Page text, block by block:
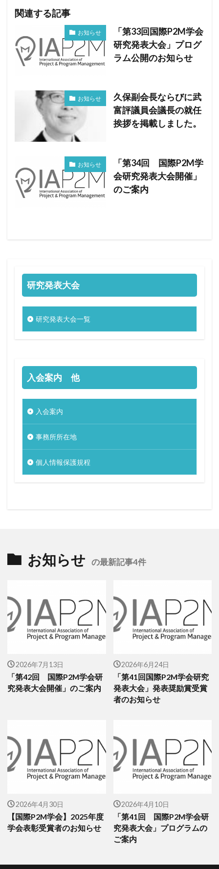
関連する記事
お知らせ
「第33回国際P2M学会
研究発表大会」プログ
ラム公開のお知らせ
お知らせ
久保副会長ならびに武
富評議員会議長の就任
挨拶を掲載しました。
お知らせ
「第34回 国際P2M学
会研究発表大会開催」
のご案内
研究発表大会
研究発表大会一覧
入会案内 他
入会案内
事務所所在地
個人情報保護規程
お知らせ の最新記事4件
2026年7月13日
「第42回 国際P2M学会研
究発表大会開催」のご案内
2026年6月24日
「第41回国際P2M学会研究
発表大会」発表奨励賞受賞
者のお知らせ
2026年4月30日
【国際P2M学会】2025年度
学会表彰受賞者のお知らせ
2026年4月10日
「第41回 国際P2M学会研
究発表大会」プログラムの
ご案内